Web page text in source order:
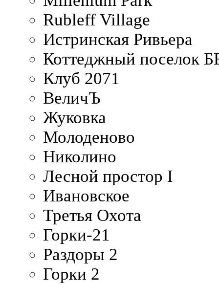
Rubleff Village
Истринская Ривьера
Коттеджный поселок
Клуб 2071
ВеличЪ
Жуковка
Молоденово
Николино
Лесной простор I
Ивановское
Третья Охота
Горки-21
Раздоры 2
Горки 2